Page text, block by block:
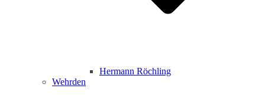
Hermann Röchling
Wehrden